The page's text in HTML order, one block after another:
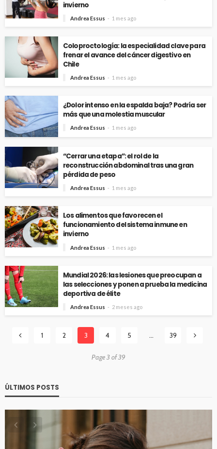
invierno
Andrea Essus 1 mes ago
Coloproctología: la especialidad clave para
frenar el avance del cáncer digestivo en
Chile
Andrea Essus 1 mes ago
¿Dolor intenso en la espalda baja? Podría ser
más que una molestia muscular
Andrea Essus 1 mes ago
“Cerrar una etapa”: el rol de la
reconstrucción abdominal tras una gran
pérdida de peso
Andrea Essus 1 mes ago
Los alimentos que favorecen el
funcionamiento del sistema inmune en
invierno
Andrea Essus 1 mes ago
Mundial 2026: las lesiones que preocupan a
las selecciones y ponen a prueba la medicina
deportiva de élite
Andrea Essus 2 meses ago
1 2 3 4 5 … 39
Page 3 of 39
ÚLTIMOS POSTS